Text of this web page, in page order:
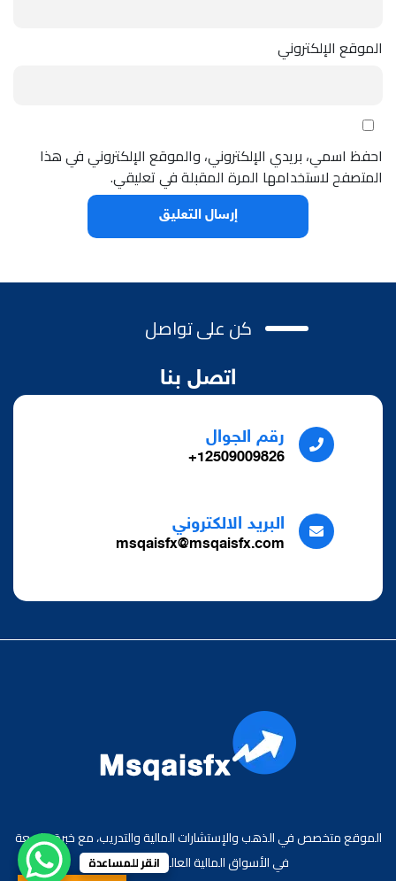
الموقع الإلكتروني
احفظ اسمي، بريدي الإلكتروني، والموقع الإلكتروني في هذا
المتصفح لاستخدامها المرة المقبلة في تعليقي.
كن على تواصل
اتصل بنا
رقم الجوال
12509009826+
البريد الالكتروني
msqaisfx@msqaisfx.com
الموقع متخصص في الذهب والإستشارات المالية والتدريب، مع خبرة واسعة
في الأسواق المالية العالمية والعربية.
انقر للمساعدة